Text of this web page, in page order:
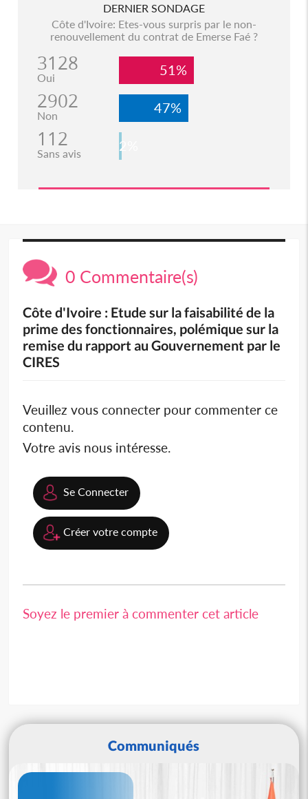
DERNIER SONDAGE
Côte d'Ivoire: Etes-vous surpris par le non-
renouvellement du contrat de Emerse Faé ?
3128
Oui 51%
2902
Non 47%
112
Sans avis 2%
0 Commentaire(s)
Côte d'Ivoire : Etude sur la faisabilité de la
prime des fonctionnaires, polémique sur la
remise du rapport au Gouvernement par le
CIRES
Veuillez vous connecter pour commenter ce
contenu.
Votre avis nous intéresse.
Se Connecter
Créer votre compte
Soyez le premier à commenter cet article
Communiqués